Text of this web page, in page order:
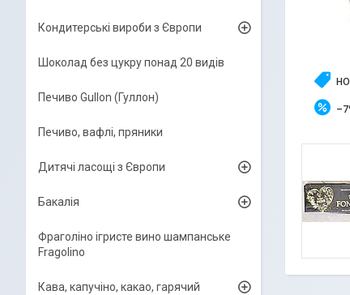
Кондитерські вироби з Європи
Шоколад без цукру понад 20 видів
Печиво Gullon (Гуллон)
Печиво, вафлі, пряники
Дитячі ласощі з Європи
Бакалія
Фраголіно ігристе вино шампанське
Fragolino
Кава, капучіно, какао, гарячий